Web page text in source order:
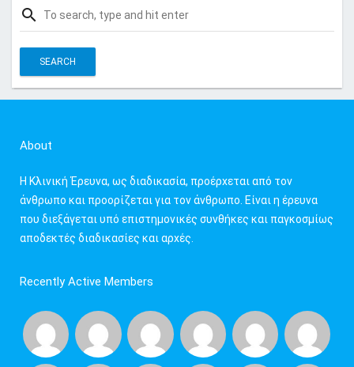
S
r
c
o
:
search
About
Η Κλινική Έρευνα, ως διαδικασία, προέρχεται από τον
άνθρωπο και προορίζεται για τον άνθρωπο. Είναι η έρευνα
που διεξάγεται υπό επιστημονικές συνθήκες και παγκοσμίως
αποδεκτές διαδικασίες και αρχές.
Recently Active Members